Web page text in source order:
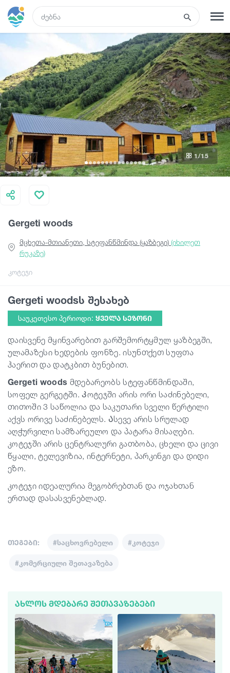
რეგისტრაცია შესვლა
ტურები
სასტუმროები
ტრანსპორტი
რა ვნახოთ
გიდები
სტატიები
Gergeti woods
კოტეჯი
მცხეთა-მთიანეთი, სტეფანწმინდა (ყაზბეგი) (იხილეთ
რუკაზე)
1/15
Gergeti woodsს შესახებ
საუკეთესო პერიოდი: ᲧᲕᲔᲚᲐ ᲡᲔᲖᲝᲜᲘ
დაისვენე მყინვარებით გარშემორტყმულ ყაზბეგში,
ულამაზესი ხედების ფონზე. ისუნთქეთ სუფთა
ჰაერით და დატკბით ბუნებით.
Gergeti woods მდებარეობს სტეფანწმინდაში,
სოფელ გერგეტში. Კოტეჯში არის ორი საძინებელი,
თითოში 3 საწოლია და საკუთარი სველი წერტილი
აქვს ორივე საძინებელს. Ასევე არის სრულად
აღჭურვილი სამზარეულო და პატარა მისაღები.
კოტეჯში არის ცენტრალური გათბობა, ცხელი და ცივი
წყალი, ტელევიზია, ინტერნეტი, პარკინგი და დიდი
ეზო.
კოტეჯი იდეალურია მეგობრებთან და ოჯახთან
ერთად დასასვენებლად.
თეგები: #საცხოვრებელი #კოტეჯი
#კომერციული შეთავაზება
ᲐᲮᲚᲝᲡ ᲛᲓᲔᲑᲐᲠᲔ ᲨᲔᲗᲐᲕᲐᲖᲔᲑᲔᲑᲘ